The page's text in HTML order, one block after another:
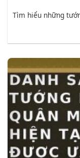
Tìm hiểu những